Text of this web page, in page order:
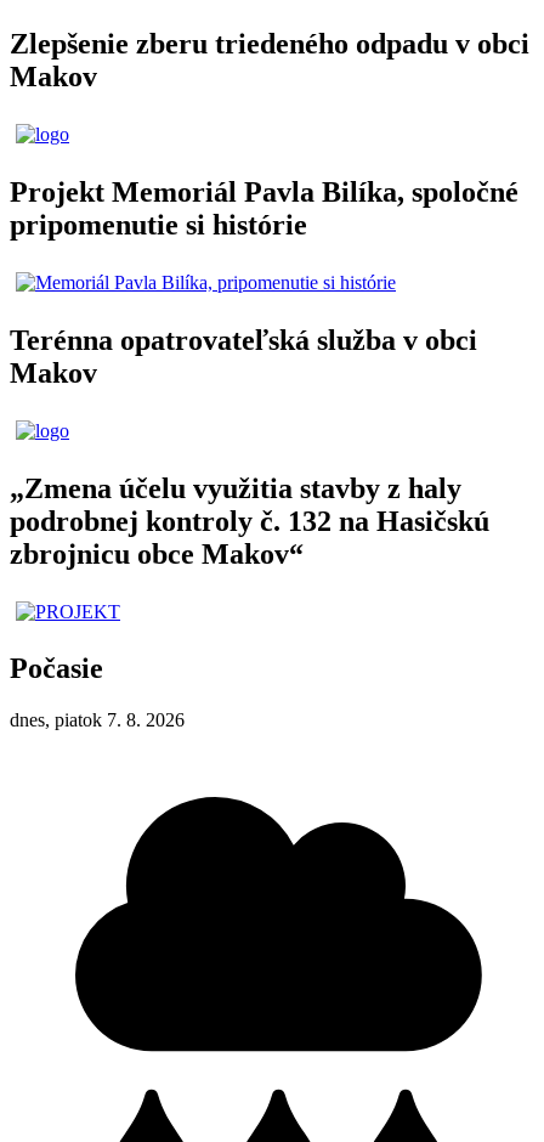
Zlepšenie zberu triedeného odpadu v obci
Makov
Projekt Memoriál Pavla Bilíka, spoločné
pripomenutie si histórie
Terénna opatrovateľská služba v obci
Makov
„Zmena účelu využitia stavby z haly
podrobnej kontroly č. 132 na Hasičskú
zbrojnicu obce Makov“
Počasie
dnes, piatok 7. 8. 2026